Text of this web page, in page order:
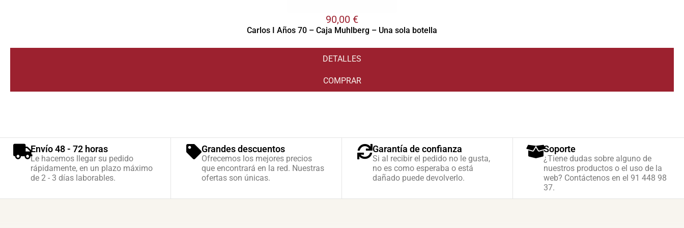
90,00 €
Carlos I Años 70 – Caja Muhlberg – Una sola botella
DETALLES
COMPRAR
Envío 48 - 72 horas
Le hacemos llegar su pedido
rápidamente, en un plazo máximo
de 2 - 3 días laborables.
Grandes descuentos
Ofrecemos los mejores precios
que encontrará en la red. Nuestras
ofertas son únicas.
Garantía de confianza
Si al recibir el pedido no le gusta,
no es como esperaba o está
dañado puede devolverlo.
Soporte
¿Tiene dudas sobre alguno de
nuestros productos o el uso de la
web? Contáctenos en el 91 448 98
37.